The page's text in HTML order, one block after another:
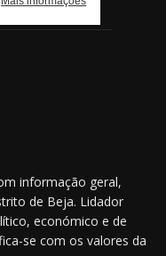
informação geral,
de Beja. Lidador
económico e de
se com os valores da